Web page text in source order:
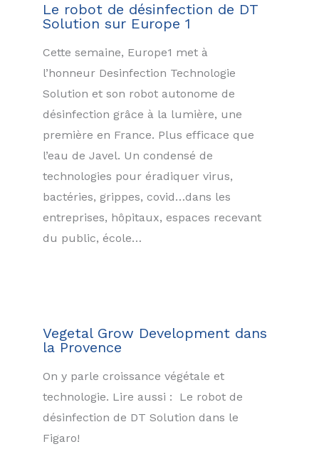
Le robot de désinfection de DT
Solution sur Europe 1
Cette semaine, Europe1 met à
l’honneur Desinfection Technologie
Solution et son robot autonome de
désinfection grâce à la lumière, une
première en France. Plus efficace que
l’eau de Javel. Un condensé de
technologies pour éradiquer virus,
bactéries, grippes, covid…dans les
entreprises, hôpitaux, espaces recevant
du public, école…
Vegetal Grow Development dans
la Provence
On y parle croissance végétale et
technologie. Lire aussi : Le robot de
désinfection de DT Solution dans le
Figaro!